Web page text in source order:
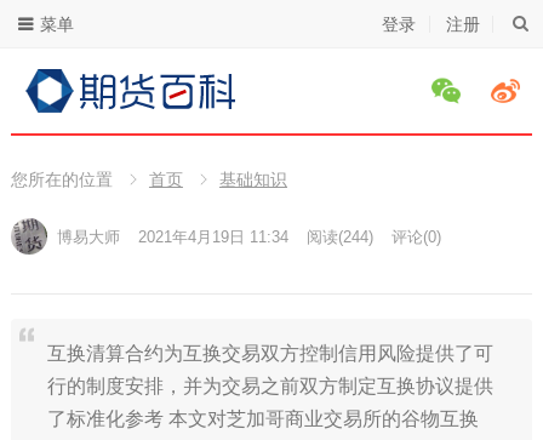
登录 注册
菜单
您所在的位置 首页 基础知识
博易大师 2021年4月19日 11:34 阅读(244) 评论(0)
互换清算合约为互换交易双方控制信用风险提供了可
行的制度安排，并为交易之前双方制定互换协议提供
了标准化参考 本文对芝加哥商业交易所的谷物互换